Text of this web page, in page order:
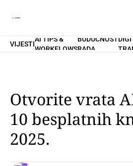
Home
PRETPLATI SE
VIJESTI
AI TIPS &
WORKFLOWS
BUDUĆNOST
RADA
Otvorite vrata
10 besplatnih
2025.